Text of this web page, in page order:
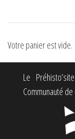
Votre panier est vide.
Le
Communauté